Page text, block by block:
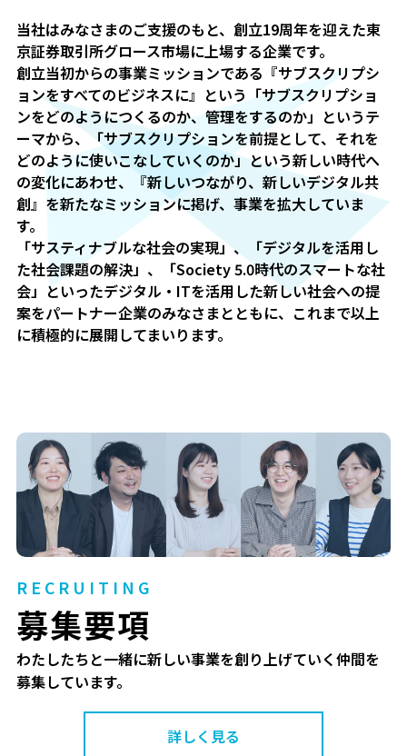
当社はみなさまのご支援のもと、創立19周年を迎えた東
京証券取引所グロース市場に上場する企業です。
創立当初からの事業ミッションである『サブスクリプシ
ョンをすべてのビジネスに』という「サブスクリプショ
ンをどのようにつくるのか、管理をするのか」というテ
ーマから、「サブスクリプションを前提として、それを
どのように使いこなしていくのか」という新しい時代へ
の変化にあわせ、『新しいつながり、新しいデジタル共
創』を新たなミッションに掲げ、事業を拡大していま
す。
「サスティナブルな社会の実現」、「デジタルを活用し
た社会課題の解決」、「Society 5.0時代のスマートな社
会」といったデジタル・ITを活用した新しい社会への提
案をパートナー企業のみなさまとともに、これまで以上
に積極的に展開してまいります。
RECRUITING
募集要項
わたしたちと一緒に新しい事業を創り上げていく仲間を
募集しています。
詳しく見る